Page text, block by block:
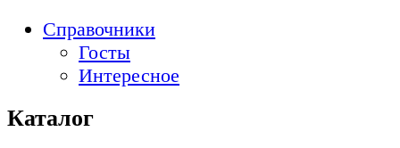
Справочники
Госты
Интересное
Каталог